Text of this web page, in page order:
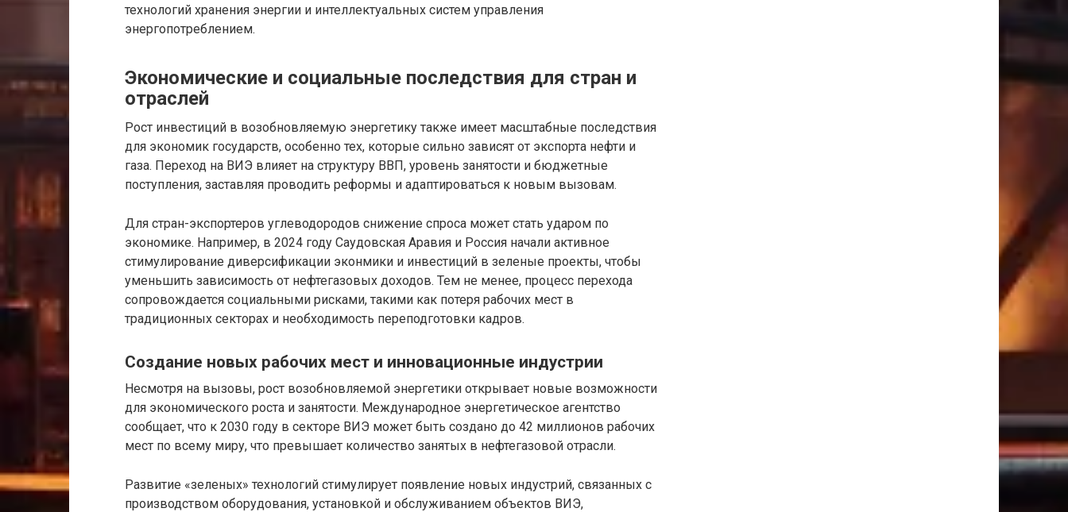
технологий хранения энергии и интеллектуальных систем управления
энергопотреблением.
Экономические и социальные последствия для стран и
отраслей
Рост инвестиций в возобновляемую энергетику также имеет масштабные последствия
для экономик государств, особенно тех, которые сильно зависят от экспорта нефти и
газа. Переход на ВИЭ влияет на структуру ВВП, уровень занятости и бюджетные
поступления, заставляя проводить реформы и адаптироваться к новым вызовам.
Для стран-экспортеров углеводородов снижение спроса может стать ударом по
экономике. Например, в 2024 году Саудовская Аравия и Россия начали активное
стимулирование диверсификации эконмики и инвестиций в зеленые проекты, чтобы
уменьшить зависимость от нефтегазовых доходов. Тем не менее, процесс перехода
сопровождается социальными рисками, такими как потеря рабочих мест в
традиционных секторах и необходимость переподготовки кадров.
Создание новых рабочих мест и инновационные индустрии
Несмотря на вызовы, рост возобновляемой энергетики открывает новые возможности
для экономического роста и занятости. Международное энергетическое агентство
сообщает, что к 2030 году в секторе ВИЭ может быть создано до 42 миллионов рабочих
мест по всему миру, что превышает количество занятых в нефтегазовой отрасли.
Развитие «зеленых» технологий стимулирует появление новых индустрий, связанных с
производством оборудования, установкой и обслуживанием объектов ВИЭ,